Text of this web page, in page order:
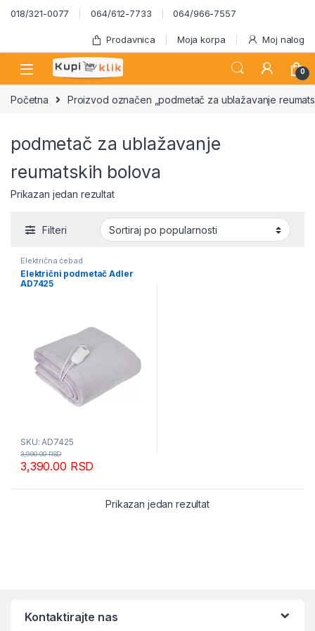
Skip to navigation
Skip to content
018/321-0077 064/612-7733 064/966-7557
Prodavnica Moja korpa Moj nalog
0
Početna Proizvod označen „podmetač za ublažavanje
podmetač za ublažavanje
reumatskih bolova
Prikazan jedan rezultat
Filteri
Električna ćebad
Električni podmetač Adler
AD7425
SKU: AD7425
3,390.00 RSD
3,990.00RSD
Prikazan jedan rezultat
Kontaktirajte nas